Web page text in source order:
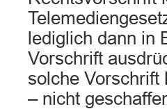
lediglich dann in
Vorschrift
solche Vorschrift
– nicht